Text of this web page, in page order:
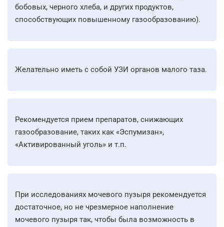
бобовых, черного хлеба, и других продуктов,
способствующих повышенному газообразованию).
Желательно иметь с собой УЗИ органов малого таза.
Рекомендуется прием препаратов, снижающих
газообразование, таких как «Эспумизан»,
«Активированный уголь» и т.п.
При исследованиях мочевого пузыря рекомендуется
достаточное, но не чрезмерное наполнение
мочевого пузыря так, чтобы была возможность в